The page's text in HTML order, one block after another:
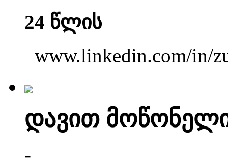
24 წლის
www.linkedin.com/in/
დავით